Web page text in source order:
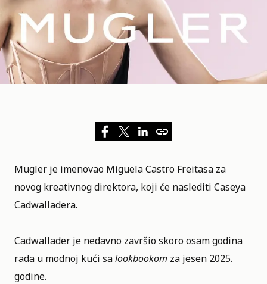
Mugler je imenovao Miguela Castro Freitasa za
novog kreativnog direktora, koji će naslediti Caseya
Cadwalladera.
Cadwallader je nedavno završio skoro osam godina
rada u modnoj kući salookbookom za jesen 2025.
godine.